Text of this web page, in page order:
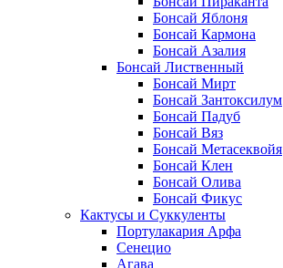
Бонсай Яблоня
Бонсай Кармона
Бонсай Азалия
Бонсай Лиственный
Бонсай Мирт
Бонсай Зантоксилум
Бонсай Падуб
Бонсай Вяз
Бонсай Метасеквойя
Бонсай Клен
Бонсай Олива
Бонсай Фикус
Кактусы и Суккуленты
Портулакария Арфа
Сенецио
Агава